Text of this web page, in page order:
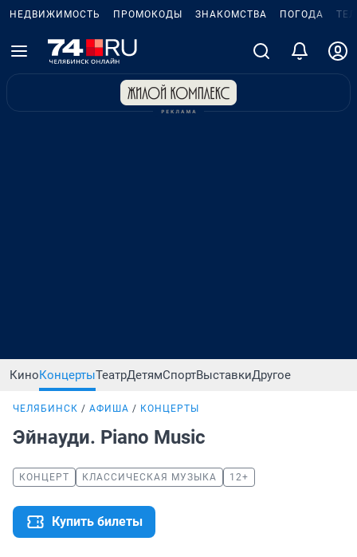
НЕДВИЖИМОСТЬ ПРОМОКОДЫ ЗНАКОМСТВА ПОГОДА
КиноКонцертыТеатрДетямСпортВыставкиДругое
ЧЕЛЯБИНСК АФИША КОНЦЕРТЫ
Эйнауди. Piano Music
КОНЦЕРТ КЛАССИЧЕСКАЯ МУЗЫКА 12+
Купить билеты